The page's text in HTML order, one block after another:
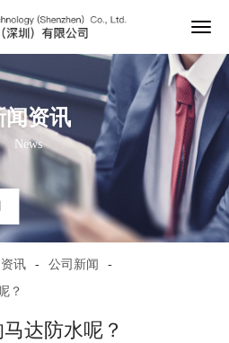




闻资讯
News
讯 - 公司新闻
-
？
达防水呢？